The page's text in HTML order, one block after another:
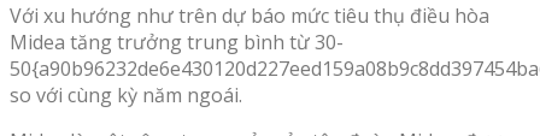
Với xu hướng như trên dự báo mức tiêu thụ điều hòa
Midea tăng trưởng trung bình từ 30-
so với cùng kỳ năm ngoái.